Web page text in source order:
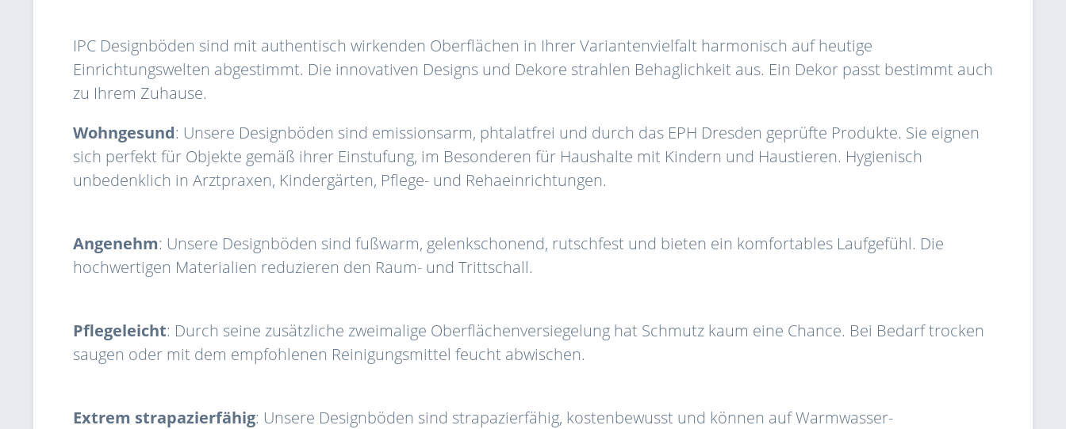
IPC Designböden sind mit authentisch wirkenden Oberflächen in Ihrer Variantenvielfalt harmonisch auf heutige
Einrichtungswelten abgestimmt. Die innovativen Designs und Dekore strahlen Behaglichkeit aus. Ein Dekor passt bestimmt auch
zu Ihrem Zuhause.
Wohngesund: Unsere Designböden sind emissionsarm, phtalatfrei und durch das EPH Dresden geprüfte Produkte. Sie eignen
sich perfekt für Objekte gemäß ihrer Einstufung, im Besonderen für Haushalte mit Kindern und Haustieren. Hygienisch
unbedenklich in Arztpraxen, Kindergärten, Pflege- und Rehaeinrichtungen.
Angenehm: Unsere Designböden sind fußwarm, gelenkschonend, rutschfest und bieten ein komfortables Laufgefühl. Die
hochwertigen Materialien reduzieren den Raum- und Trittschall.
Pflegeleicht: Durch seine zusätzliche zweimalige Oberflächenversiegelung hat Schmutz kaum eine Chance. Bei Bedarf trocken
saugen oder mit dem empfohlenen Reinigungsmittel feucht abwischen.
Extrem strapazierfähig: Unsere Designböden sind strapazierfähig, kostenbewusst und können auf Warmwasser-